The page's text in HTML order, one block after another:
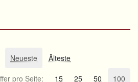
Neueste
Älteste
pro Seite:
15 25 50 100